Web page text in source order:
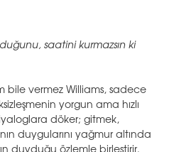
saatini kurmazsın ki
bile vermez Williams, sadece
yorgun ama hızlı
döker; gitmek,
duygularını yağmur altında